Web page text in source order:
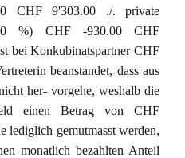
CHF 9'303.00 ./. private
(10 %) CHF -930.00 CHF
bei Konkubinatspartner CHF
beanstandet, dass aus
her- vorgehe, weshalb die
einen Betrag von CHF
lediglich gemutmasst werden,
monatlich bezahlten Anteil